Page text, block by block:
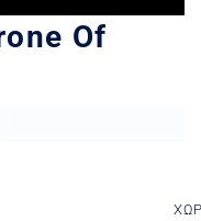
Of